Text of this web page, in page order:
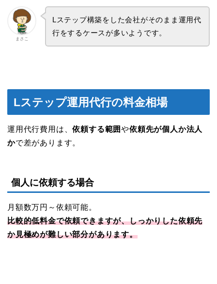
まさこ
Lステップ構築をした会社がそのまま運用代
行をするケースが多いようです。
Lステップ運用代行の料金相場
運用代行費用は、依頼する範囲や依頼先が個人か法人
かで差があります。
個人に依頼する場合
月額数万円～依頼可能。
比較的低料金で依頼できますが、しっかりした依頼先
か見極めが難しい部分があります。